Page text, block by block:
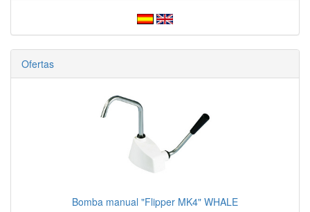
Ofertas
Bomba manual "Flipper MK4" WHALE